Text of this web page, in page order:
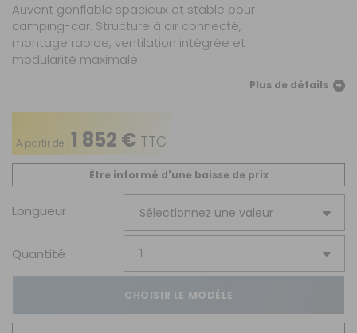
Auvent gonflable spacieux et stable pour
camping-car. Structure à air connecté,
montage rapide, ventilation intégrée et
modularité maximale.
Plus de détails
A partir de : 1 852 € TTC
Être informé d'une baisse de prix
Longueur
Quantité
CHOISIR LE MODÈLE